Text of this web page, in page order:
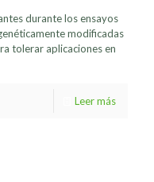
durante los ensayos
modificadas
tolerar aplicaciones en
Leer más